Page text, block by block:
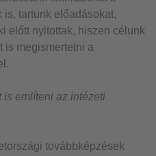
tartunk előadásokat,
előtt nyitottak, hiszen célunk
is megismertetni a
is említeni az intézeti
továbbképzések